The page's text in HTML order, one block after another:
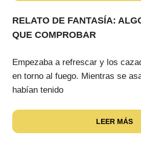
RELATO DE FANTASÍA:
QUE COMPROBAR
Empezaba a refrescar y los
en torno al fuego. Mientras se
habían tenido
LEER MÁS